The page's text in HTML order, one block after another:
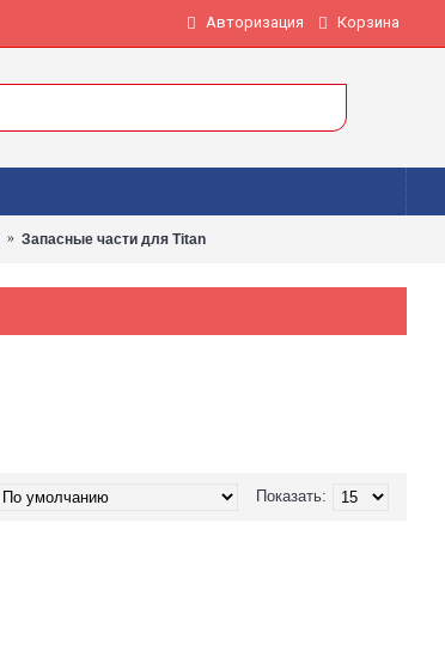
Авторизация Корзина
Запасные части для Titan
Показать: